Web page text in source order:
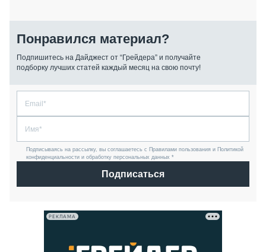
Понравился материал?
Подпишитесь на Дайджест от “Грейдера” и получайте
подборку лучших статей каждый месяц на свою почту!
Подписываясь на рассылку, вы соглашаетесь с Правилами пользования и Политикой
конфиденциальности и обработку персональных данных *
Подписаться
РЕКЛАМА